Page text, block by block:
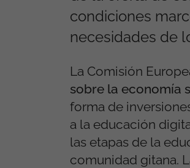
condiciones
necesidades de
La Comisión
sobre la economía
forma de
a la educación
las etapas de la
comunidad gitana.